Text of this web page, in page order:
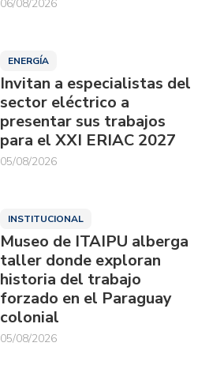
06/08/2026
ENERGÍA
Invitan a especialistas del
sector eléctrico a
presentar sus trabajos
para el XXI ERIAC 2027
05/08/2026
INSTITUCIONAL
Museo de ITAIPU alberga
taller donde exploran
historia del trabajo
forzado en el Paraguay
colonial
05/08/2026